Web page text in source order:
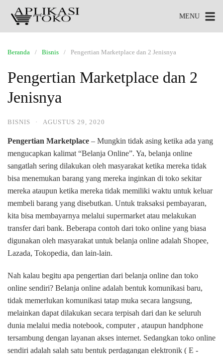
MENU
Beranda Bisnis Pengertian Marketplace dan 2 Jenisnya
Pengertian Marketplace dan 2
Jenisnya
BISNIS · AGUSTUS 29, 2020
Pengertian Marketplace – Mungkin tidak asing ketika ada yang
mengucapkan kalimat “Belanja Online”. Ya, belanja online
sangatlah sering dilakukan oleh masyarakat ketika mereka tidak
bisa menemukan barang yang mereka inginkan di toko sekitar
mereka ataupun ketika mereka tidak memiliki waktu untuk keluar
membeli barang yang disebutkan. Untuk traksaksi pembayaran,
kita bisa membayarnya melalui supermarket atau melakukan
transfer dari bank. Beberapa contoh dari toko online yang biasa
digunakan oleh masyarakat untuk belanja online adalah Shopee,
Lazada, Tokopedia, dan lain-lain.
Nah kalau begitu apa pengertian dari belanja online dan toko
online sendiri? Belanja online adalah bentuk komunikasi baru,
tidak memerlukan komunikasi tatap muka secara langsung,
melainkan dapat dilakukan secara terpisah dari dan ke seluruh
dunia melalui media notebook, computer , ataupun handphone
tersambung dengan layanan akses internet. Sedangkan toko online
sendiri adalah salah satu bentuk perdagangan elektronik ( E -